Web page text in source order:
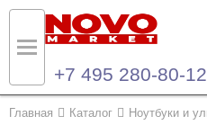
+7 495 280-80-12
Главная Каталог Ноутбуки и
Назад
Назад